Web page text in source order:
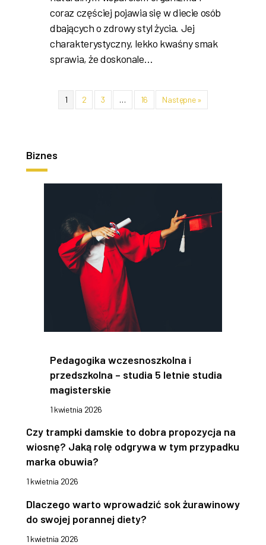
coraz częściej pojawia się w diecie osób
dbających o zdrowy styl życia. Jej
charakterystyczny, lekko kwaśny smak
sprawia, że doskonale…
1 2 3 … 16 Następne »
Biznes
Pedagogika wczesnoszkolna i
przedszkolna – studia 5 letnie studia
magisterskie
1 kwietnia 2026
Czy trampki damskie to dobra propozycja na
wiosnę? Jaką rolę odgrywa w tym przypadku
marka obuwia?
1 kwietnia 2026
Dlaczego warto wprowadzić sok żurawinowy
do swojej porannej diety?
1 kwietnia 2026